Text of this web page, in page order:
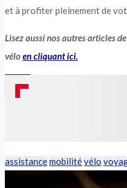
et à profiter pleinement de
Lisez aussi nos autres articles
véloen cliquant ici.
assistancemobilitévélo